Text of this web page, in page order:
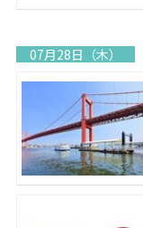
07月28日（木）